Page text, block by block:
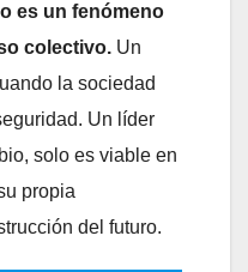
es un fenómeno
colectivo. Un
la sociedad
Un líder
solo es viable en
propia
del futuro.